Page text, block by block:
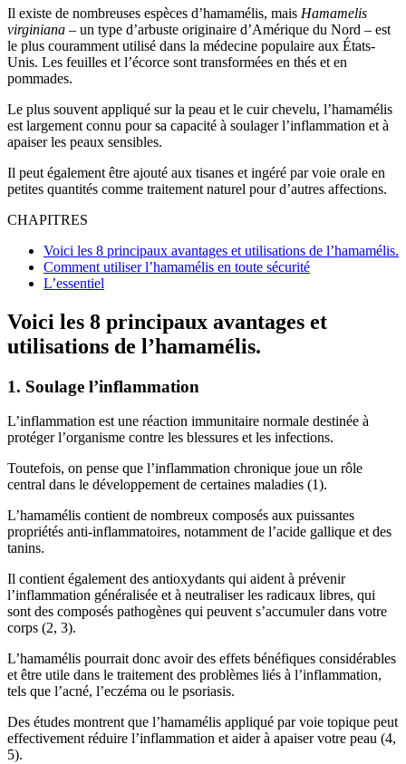
Il existe de nombreuses espèces d’hamamélis, mais Hamamelis
virginiana – un type d’arbuste originaire d’Amérique du Nord – est
le plus couramment utilisé dans la médecine populaire aux États-
Unis. Les feuilles et l’écorce sont transformées en thés et en
pommades.
Le plus souvent appliqué sur la peau et le cuir chevelu, l’hamamélis
est largement connu pour sa capacité à soulager l’inflammation et à
apaiser les peaux sensibles.
Il peut également être ajouté aux tisanes et ingéré par voie orale en
petites quantités comme traitement naturel pour d’autres affections.
CHAPITRES
Voici les 8 principaux avantages et utilisations de l’hamamélis.
Comment utiliser l’hamamélis en toute sécurité
L’essentiel
Voici les 8 principaux avantages et
utilisations de l’hamamélis.
1. Soulage l’inflammation
L’inflammation est une réaction immunitaire normale destinée à
protéger l’organisme contre les blessures et les infections.
Toutefois, on pense que l’inflammation chronique joue un rôle
central dans le développement de certaines maladies (1).
L’hamamélis contient de nombreux composés aux puissantes
propriétés anti-inflammatoires, notamment de l’acide gallique et des
tanins.
Il contient également des antioxydants qui aident à prévenir
l’inflammation généralisée et à neutraliser les radicaux libres, qui
sont des composés pathogènes qui peuvent s’accumuler dans votre
corps (2, 3).
L’hamamélis pourrait donc avoir des effets bénéfiques considérables
et être utile dans le traitement des problèmes liés à l’inflammation,
tels que l’acné, l’eczéma ou le psoriasis.
Des études montrent que l’hamamélis appliqué par voie topique peut
effectivement réduire l’inflammation et aider à apaiser votre peau (4,
5).